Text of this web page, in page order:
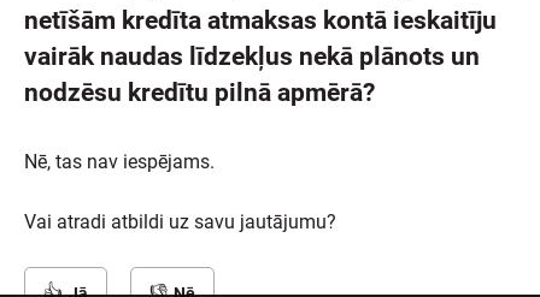
netīšām kredīta atmaksas kontā ieskaitīju
vairāk naudas līdzekļus nekā plānots un
nodzēsu kredītu pilnā apmērā?
Nē, tas nav iespējams.
Vai atradi atbildi uz savu jautājumu?
Jā Nē